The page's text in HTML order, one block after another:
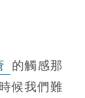
的觸感那
候我們難